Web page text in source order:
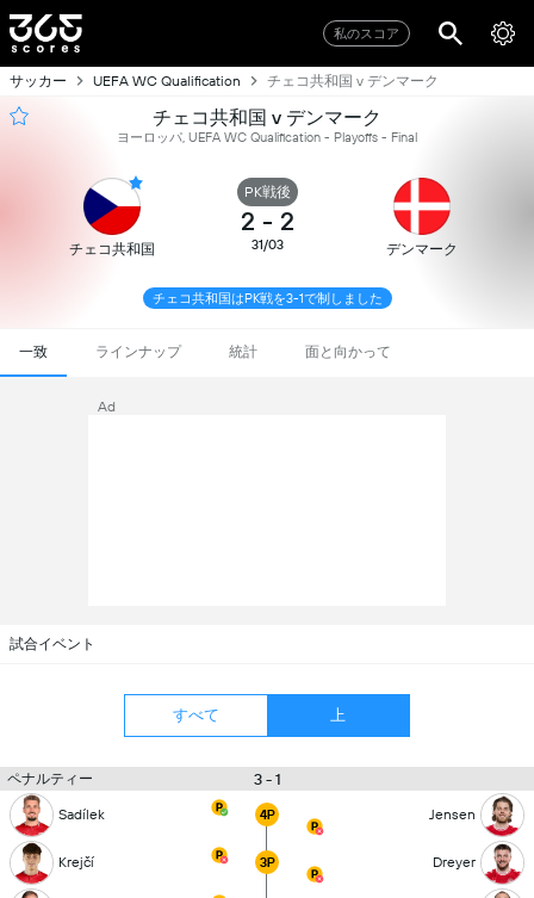
私のスコア
サッカー UEFA WC Qualification チェコ共和国 v デンマーク
チェコ共和国 v デンマーク
ヨーロッパ, UEFA WC Qualification - Playoffs - Final
チェコ共和国
PK戦後
2 - 2
31/03 デンマーク
チェコ共和国はPK戦を3-1で制しました
一致 ラインナップ 統計 面と向かって
Ad
試合イベント
すべて 上
ペナルティー 3 - 1
Sadílek 4P Jensen
Krejčí 3P Dreyer